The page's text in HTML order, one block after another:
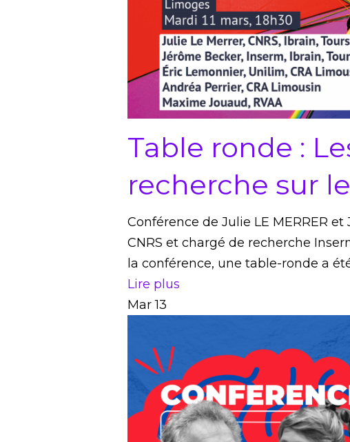
Table ronde :
recherche sur
Conférence de Julie LE MERRER
CNRS et chargé de recherche
la conférence, une table-ronde a
Lire plus
Mar 13